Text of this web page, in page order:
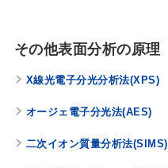
その他表面分析の原理
X線光電子分光分析法(XPS)
オージェ電子分光法(AES)
二次イオン質量分析法(SIMS)